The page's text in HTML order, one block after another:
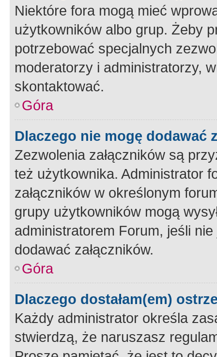
Niektóre fora mogą mieć
użytkowników albo grup. Żeby
potrzebować specjalnych
moderatorzy i administratorzy,
skontaktować.
Góra
Dlaczego nie mogę dodawać
Zezwolenia załączników są
też użytkownika. Administrator
załączników w określonym
grupy użytkowników mogą
administratorem Forum, jeśli
dodawać załączników.
Góra
Dlaczego dostałam(em)
Każdy administrator określa
stwierdzą, że naruszasz